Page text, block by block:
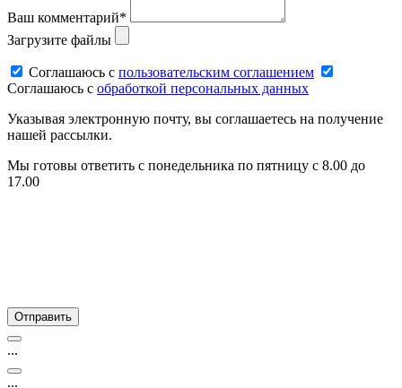
Ваш комментарий*
Загрузите файлы
Соглашаюсь c пользовательским соглашением
Соглашаюсь c обработкой персональных данных
Указывая электронную почту, вы соглашаетесь на получение
нашей рассылки.
Мы готовы ответить с понедельника по пятницу с 8.00 до
17.00
...
...